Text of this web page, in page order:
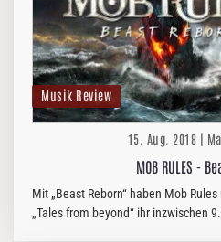
Musik Review
15. Aug. 2018 |
MOB
Mit „Beast Reborn“ haben Mob
„Tales from beyond“ ihr inzwischen